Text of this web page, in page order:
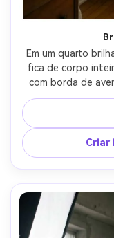
Em um quarto
fica de corpo
com borda de
bainha se senta
sinais de estilo do
meio-dia, 35mm
relaxada, detalhe
Criar